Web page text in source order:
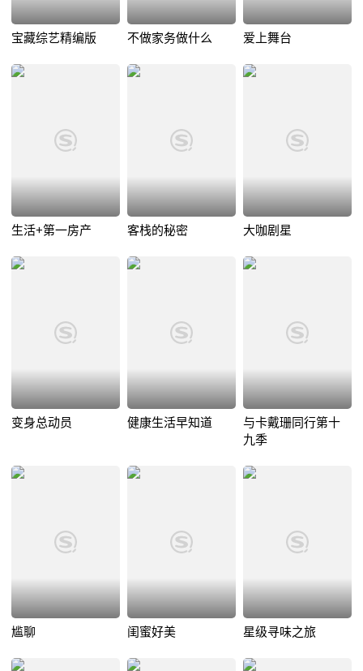
宝藏综艺精编版 不做家务做什么 爱上舞台
生活+第一房产 客栈的秘密 大咖剧星
变身总动员 健康生活早知道
与卡戴珊同行第十
九季
尴聊 闺蜜好美 星级寻味之旅